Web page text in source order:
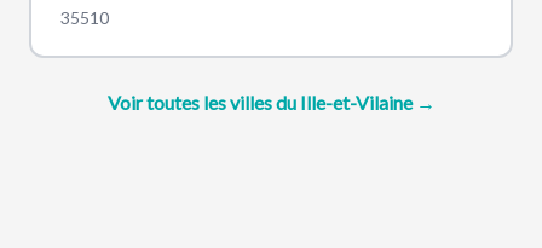
35510
Voir toutes les villes du Ille-et-Vilaine →